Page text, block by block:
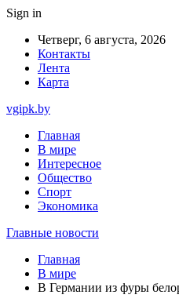
Sign in
Четверг, 6 августа, 2026
Контакты
Лента
Карта
vgipk.by
Главная
В мире
Интересное
Общество
Спорт
Экономика
Главные новости
Главная
В мире
В Германии из фуры